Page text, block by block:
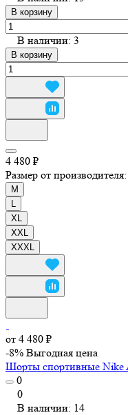
В корзину
В наличии: 3
В корзину
4 480 ₽
Размер от производителя:
M
XL
XXL
XXXL
от 4 480 ₽
-8% Выгодная цена
Шорты спортивные Nike
0
0
В наличии: 14